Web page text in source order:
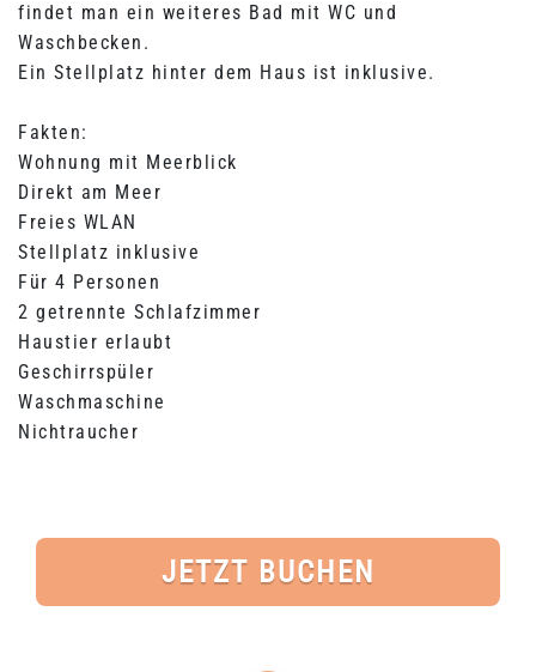
findet man ein weiteres Bad mit WC und
Waschbecken.
Ein Stellplatz hinter dem Haus ist inklusive.
Fakten:
Wohnung mit Meerblick
Direkt am Meer
Freies WLAN
Stellplatz inklusive
Für 4 Personen
2 getrennte Schlafzimmer
Haustier erlaubt
Geschirrspüler
Waschmaschine
Nichtraucher
JETZT BUCHEN